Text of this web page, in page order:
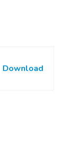
Download